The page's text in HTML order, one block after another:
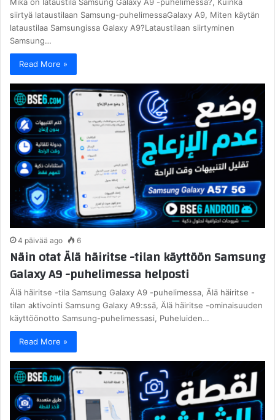
Mikä on lataustila Samsung Galaxy A9 -puhelimessa?, Kuinka
siirtyä lataustilaan Samsung-puhelimessaGalaxy A9, Miten käytän
lataustilaa Samsungissa Galaxy A9?Lataustilaan siirtyminen
Samsung…
Read More »
4 päivää ago 6
Näin otat Älä häiritse -tilan käyttöön Samsung
Galaxy A9 -puhelimessa helposti
Älä häiritse -tila Samsung Galaxy A9 -puhelimessa, Älä häiritse -
tilan aktivointi Samsung Galaxy A9:ssä, Älä häiritse -ominaisuuden
käyttöönotto Samsung-puhelimessasi, Puheluiden…
Read More »